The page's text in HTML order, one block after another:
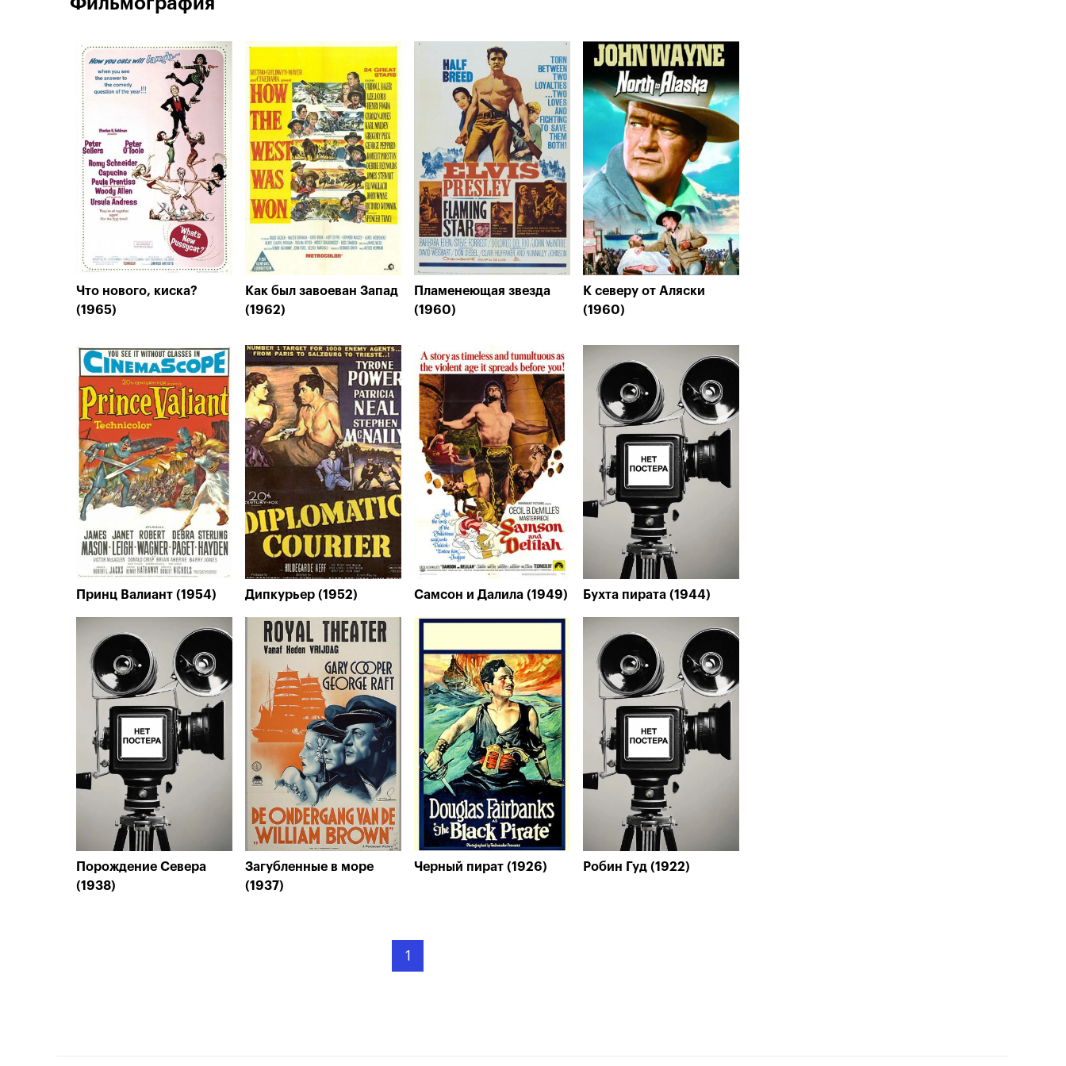
Что нового, киска?
(1965)
Как был завоеван Запад
(1962)
Пламенеющая звезда
(1960)
К северу от Аляски
(1960)
Принц Валиант (1954) Дипкурьер (1952) Самсон и Далила (1949) Бухта пирата (1944)
Порождение Севера
(1938)
Загубленные в море
(1937)
Черный пират (1926) Робин Гуд (1922)
1